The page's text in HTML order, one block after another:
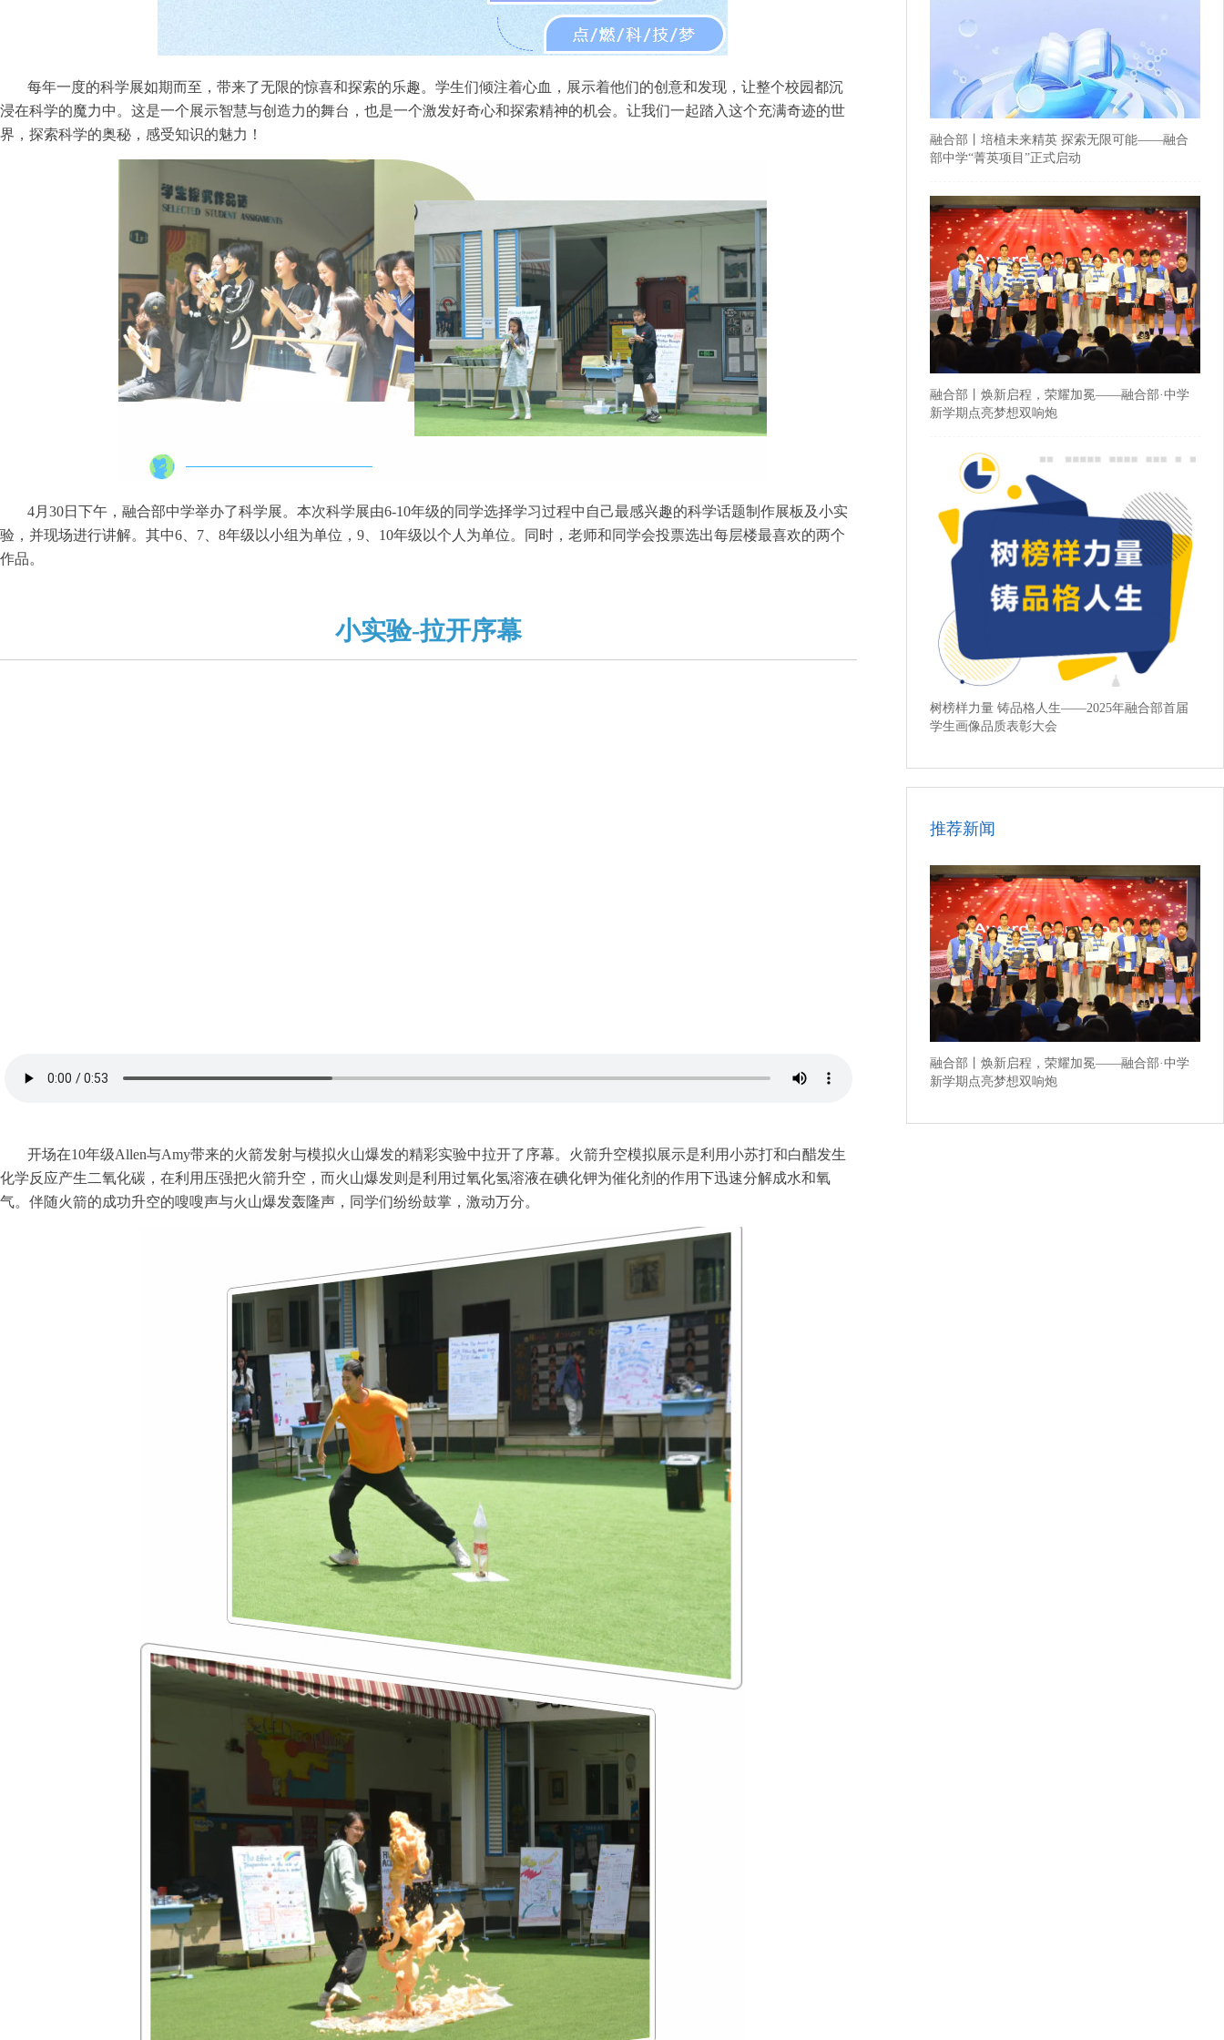
每年一度的科学展如期而至，带来了无限的惊喜和探索的乐趣。学生们倾注着心血，展示着他们的创意和发现，让整个校园都沉
浸在科学的魔力中。这是一个展示智慧与创造力的舞台，也是一个激发好奇心和探索精神的机会。让我们一起踏入这个充满奇迹的世
界，探索科学的奥秘，感受知识的魅力！
4月30日下午，融合部中学举办了科学展。本次科学展由6-10年级的同学选择学习过程中自己最感兴趣的科学话题制作展板及小实
验，并现场进行讲解。其中6、7、8年级以小组为单位，9、10年级以个人为单位。同时，老师和同学会投票选出每层楼最喜欢的两个
作品。
小实验-拉开序幕
开场在10年级Allen与Amy带来的火箭发射与模拟火山爆发的精彩实验中拉开了序幕。火箭升空模拟展示是利用小苏打和白醋发生
化学反应产生二氧化碳，在利用压强把火箭升空，而火山爆发则是利用过氧化氢溶液在碘化钾为催化剂的作用下迅速分解成水和氧
气。伴随火箭的成功升空的嗖嗖声与火山爆发轰隆声，同学们纷纷鼓掌，激动万分。
融合部丨培植未来精英 探索无限可能——融合
部中学“菁英项目”正式启动
融合部丨焕新启程，荣耀加冕——融合部·中学
新学期点亮梦想双响炮
树榜样力量 铸品格人生——2025年融合部首届
学生画像品质表彰大会
推荐新闻
融合部丨焕新启程，荣耀加冕——融合部·中学
新学期点亮梦想双响炮